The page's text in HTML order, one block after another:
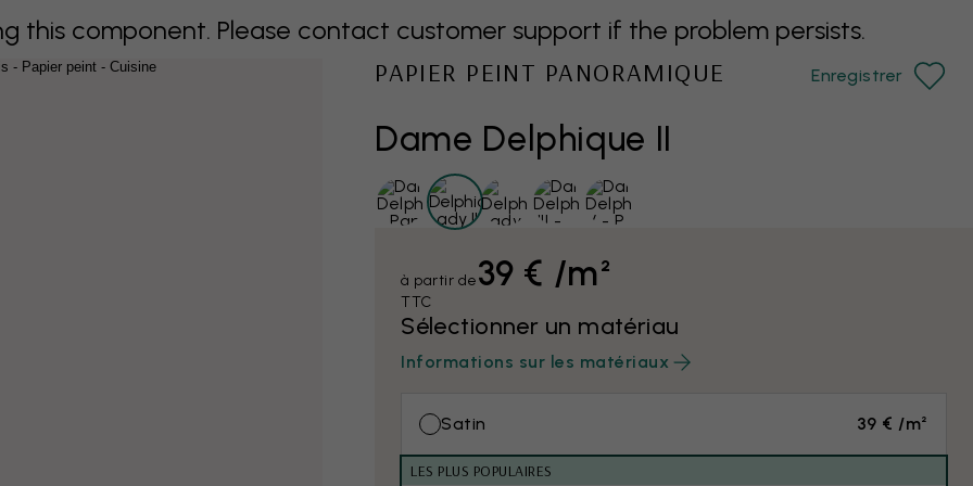
this component. Please contact customer support if the problem persists.
Dame Delphique II
PAPIER PEINT PANORAMIQUE Enregistrer
à partir de39 € /m²
TTC
Sélectionner un matériau
Informations sur les matériaux
Satin 39 € /m²
LES PLUS POPULAIRES